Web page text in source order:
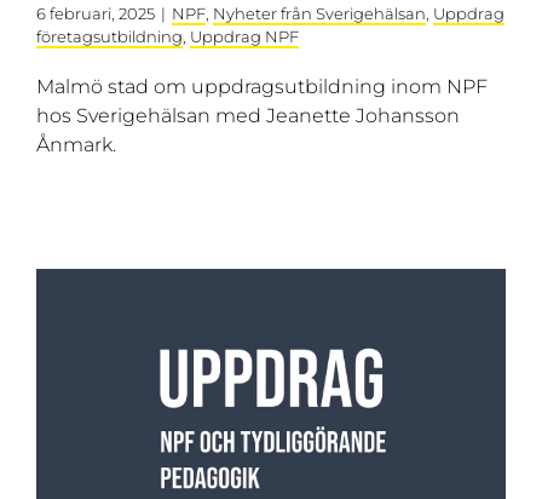
6 februari, 2025 | NPF Nyheter från Sverigehälsan Uppdrag
företagsutbildning Uppdrag NPF
Malmö stad om uppdragsutbildning inom NPF
hos Sverigehälsan med Jeanette Johansson
Ånmark.